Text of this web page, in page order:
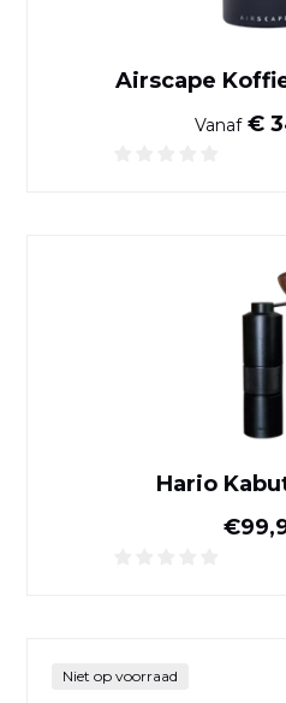
Airscape
Vanaf€
Hario
Niet op voorraad